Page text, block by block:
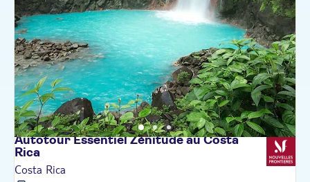
Autotour Essentiel Zénitude au Costa
Rica
Costa Rica